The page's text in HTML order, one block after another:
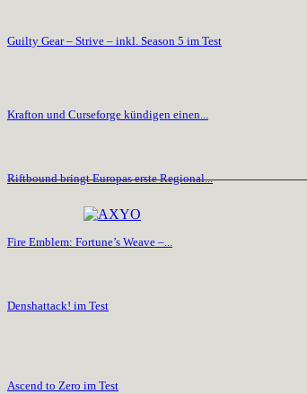
Guilty Gear – Strive – inkl. Season 5 im Test
Krafton und Curseforge kündigen einen...
Riftbound bringt Europas erste Regional...
Fire Emblem: Fortune’s Weave –...
Denshattack! im Test
Ascend to Zero im Test